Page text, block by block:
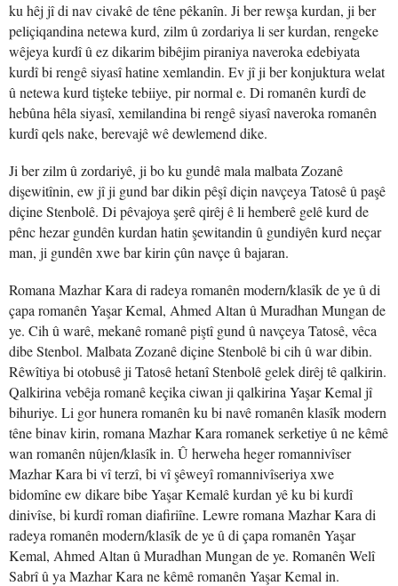
ku hêj jî di nav civakê de têne pêkanîn. Ji ber rewşa kurdan, ji ber
peliçiqandina netewa kurd, zilm û zordariya li ser kurdan, rengeke
wêjeya kurdî û ez dikarim bibêjim piraniya naveroka edebiyata
kurdî bi rengê siyasî hatine xemlandin. Ev jî ji ber konjuktura welat
û netewa kurd tişteke tebiiye, pir normal e. Di romanên kurdî de
hebûna hêla siyasî, xemilandina bi rengê siyasî naveroka romanên
kurdî qels nake, berevajê wê dewlemend dike.
Ji ber zilm û zordariyê, ji bo ku gundê mala malbata Zozanê
dişewitînin, ew jî ji gund bar dikin pêşî diçin navçeya Tatosê û paşê
diçine Stenbolê. Di pêvajoya şerê qirêj ê li hemberê gelê kurd de
pênc hezar gundên kurdan hatin şewitandin û gundiyên kurd neçar
man, ji gundên xwe bar kirin çûn navçe û bajaran.
Romana Mazhar Kara di radeya romanên modern/klasîk de ye û di
çapa romanên Yaşar Kemal, Ahmed Altan û Muradhan Mungan de
ye. Cih û warê, mekanê romanê piştî gund û navçeya Tatosê, vêca
dibe Stenbol. Malbata Zozanê diçine Stenbolê bi cih û war dibin.
Rêwîtiya bi otobusê ji Tatosê hetanî Stenbolê gelek dirêj tê qalkirin.
Qalkirina vebêja romanê keçika ciwan ji qalkirina Yaşar Kemal jî
bihuriye. Li gor hunera romanên ku bi navê romanên klasîk modern
têne binav kirin, romana Mazhar Kara romanek serketiye û ne kêmê
wan romanên nûjen/klasîk in. Û herweha heger romannivîser
Mazhar Kara bi vî terzî, bi vî şêweyî romannivîseriya xwe
bidomîne ew dikare bibe Yaşar Kemalê kurdan yê ku bi kurdî
dinivîse, bi kurdî roman diafiriîne. Lewre romana Mazhar Kara di
radeya romanên modern/klasîk de ye û di çapa romanên Yaşar
Kemal, Ahmed Altan û Muradhan Mungan de ye. Romanên Welî
Sabrî û ya Mazhar Kara ne kêmê romanên Yaşar Kemal in.